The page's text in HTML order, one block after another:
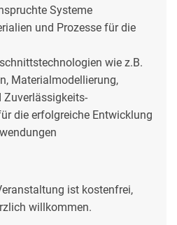
Systeme
und Prozesse für die
wie z.B.
Materialmodellierung,
Zuverlässigkeits-
die erfolgreiche Entwicklung
ist kostenfrei,
willkommen.